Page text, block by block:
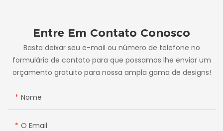
Entre Em Contato Conosco
Basta deixar seu e-mail ou número de telefone no
formulário de contato para que possamos lhe enviar um
orçamento gratuito para nossa ampla gama de designs!
Nome
O Email